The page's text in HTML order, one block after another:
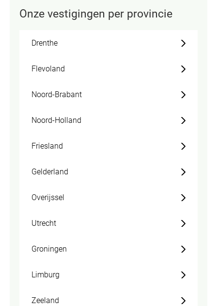
Onze vestigingen per provincie
Drenthe
Flevoland
Noord-Brabant
Noord-Holland
Friesland
Gelderland
Overijssel
Utrecht
Groningen
Limburg
Zeeland